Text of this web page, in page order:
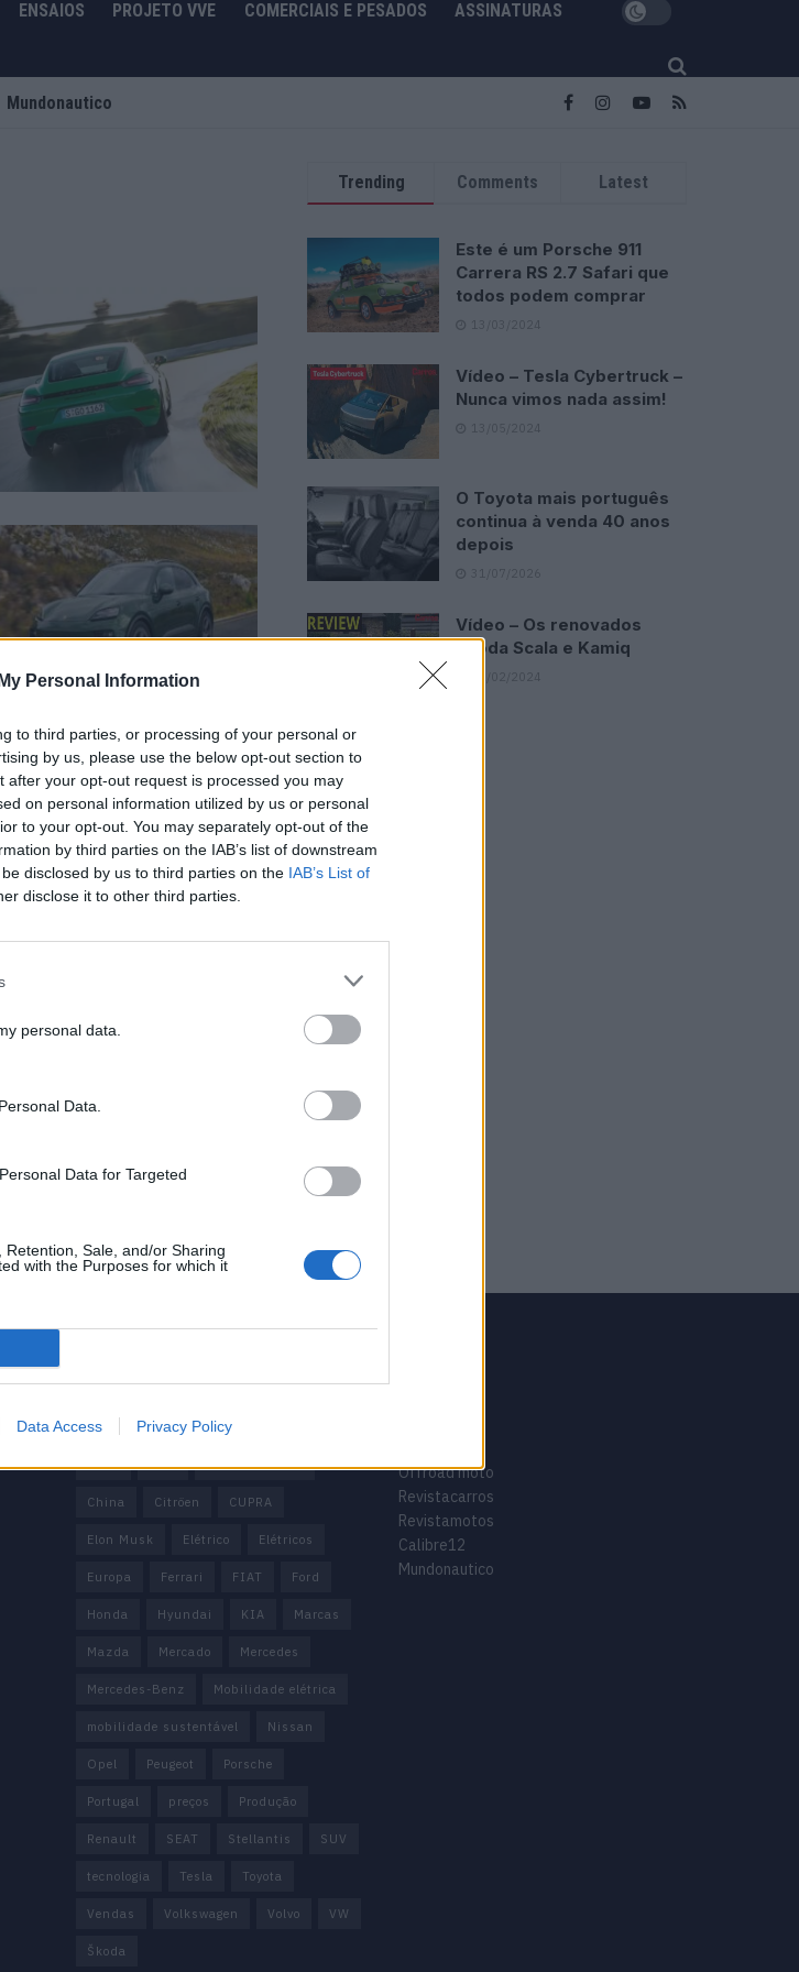
Personal Information
to third parties, or processing of your personal or
by us, please use the below opt-out section to
after your opt-out request is processed you may
on personal information utilized by us or personal
to your opt-out. You may separately opt-out of the
by third parties on the IAB’s list of downstream
disclosed by us to third parties on the IAB’s List of
disclose it to other third parties.
personal data.
Data.
Data for Targeted
Sale, and/or Sharing
with the Purposes for which it
Data Access Privacy Policy
ENSAIOS PROJETO VVE COMERCIAIS E PESADOS ASSINATURAS
Mundonautico
Trending Comments Latest
Este é um Porsche 911
Carrera RS 2.7 Safari que
todos podem comprar
13/03/2024
Vídeo – Tesla Cybertruck –
Nunca vimos nada assim!
13/05/2024
O Toyota mais português
continua à venda 40 anos
depois
31/07/2026
Vídeo – Os renovados
Skoda Scala e Kamiq
12/02/2024
100% elétrico Audi
BMW BYD carros elétricos
China Citröen CUPRA
Elon Musk Elétrico Elétricos
Europa Ferrari FIAT Ford
Honda Hyundai KIA Marcas
Mazda Mercado Mercedes
Mercedes-Benz Mobilidade elétrica
mobilidade sustentável Nissan
Opel Peugeot Porsche
Portugal preços Produção
Renault SEAT Stellantis SUV
tecnologia Tesla Toyota
Vendas Volkswagen Volvo VW
Škoda
Offroad moto
Revistacarros
Revistamotos
Calibre12
Mundonautico